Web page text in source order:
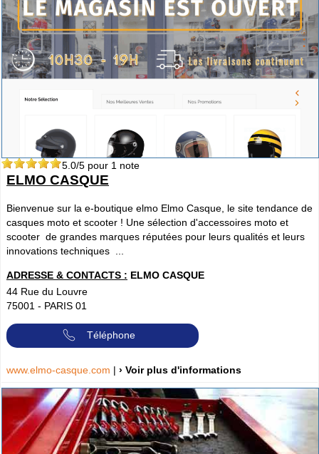
5.0/5 pour 1 note
ELMO CASQUE
Bienvenue sur la e-boutique elmo Elmo Casque, le site tendance de
casques moto et scooter ! Une sélection d'accessoires moto et
scooter de grandes marques réputées pour leurs qualités et leurs
innovations techniques ...
ADRESSE & CONTACTS : ELMO CASQUE
44 Rue du Louvre
75001 - PARIS 01
Téléphone
www.elmo-casque.com | › Voir plus d'informations